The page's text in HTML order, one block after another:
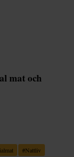
mat och
#Nattliv